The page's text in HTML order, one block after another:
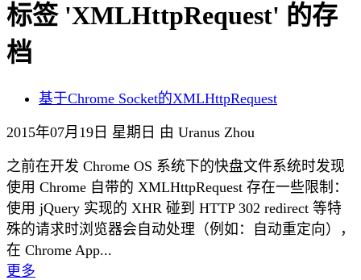
标签 'XMLHttpRequest' 的存
档
基于Chrome Socket的XMLHttpRequest
2015年07月19日 星期日 由 Uranus Zhou
之前在开发 Chrome OS 系统下的快盘文件系统时发现
使用 Chrome 自带的 XMLHttpRequest 存在一些限制：
使用 jQuery 实现的 XHR 碰到 HTTP 302 redirect 等特
殊的请求时浏览器会自动处理（例如：自动重定向），
在 Chrome App...
更多